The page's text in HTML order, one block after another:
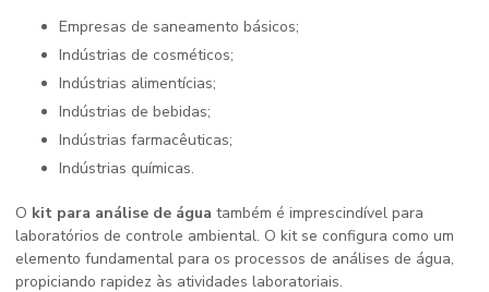
Empresas de saneamento básicos;
Indústrias de cosméticos;
Indústrias alimentícias;
Indústrias de bebidas;
Indústrias farmacêuticas;
Indústrias químicas.
O kit para análise de água também é imprescindível para
laboratórios de controle ambiental. O kit se configura como um
elemento fundamental para os processos de análises de água,
propiciando rapidez às atividades laboratoriais.